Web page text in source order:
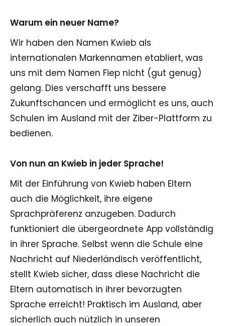
Warum ein neuer Name?
Wir haben den Namen Kwieb als
internationalen Markennamen etabliert, was
uns mit dem Namen Fiep nicht (gut genug)
gelang. Dies verschafft uns bessere
Zukunftschancen und ermöglicht es uns, auch
Schulen im Ausland mit der Ziber-Plattform zu
bedienen.
Von nun an Kwieb in jeder Sprache!
Mit der Einführung von Kwieb haben Eltern
auch die Möglichkeit, ihre eigene
Sprachpräferenz anzugeben. Dadurch
funktioniert die übergeordnete App vollständig
in ihrer Sprache. Selbst wenn die Schule eine
Nachricht auf Niederländisch veröffentlicht,
stellt Kwieb sicher, dass diese Nachricht die
Eltern automatisch in ihrer bevorzugten
Sprache erreicht! Praktisch im Ausland, aber
sicherlich auch nützlich in unseren